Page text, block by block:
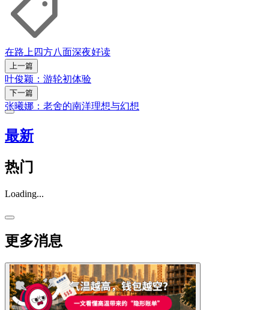
在路上 四方八面深夜好读
上一篇
叶俊颖：游轮初体验
下一篇
张曦娜：老舍的南洋理想与幻想
最新
热门
Loading...
更多消息